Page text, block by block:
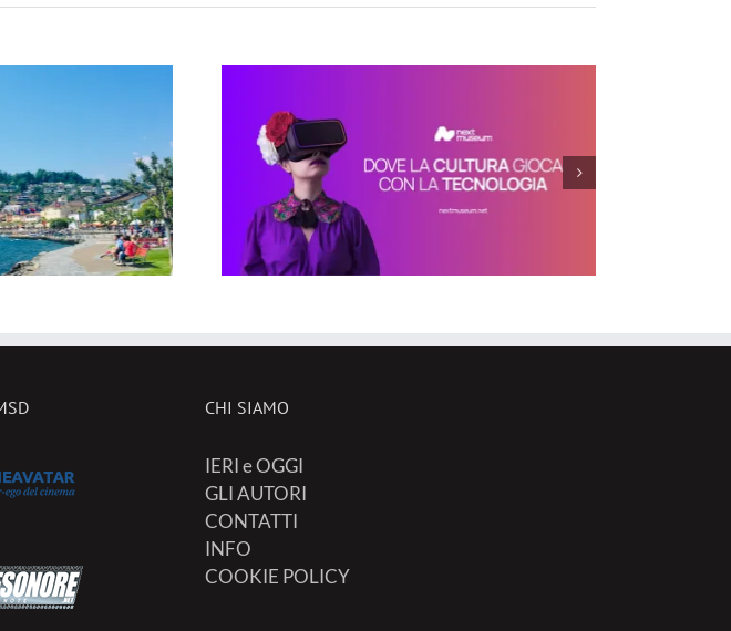
nuovi spazi
a mostre
CHI SIAMO
IERI e OGGI
GLI AUTORI
CONTATTI
INFO
COOKIE POLICY